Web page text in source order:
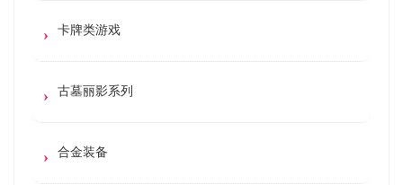
卡牌类游戏
古墓丽影系列
合金装备